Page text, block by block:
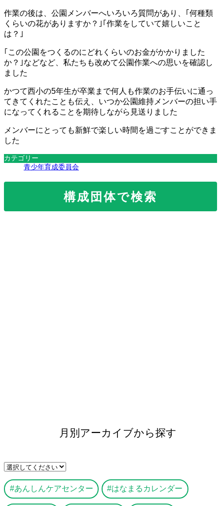
作業の後は、公園メンバーへいろいろ質問があり、｢何種類
くらいの花がありますか？｣｢作業をしていて嬉しいこと
は？｣
｢この公園をつくるのにどれくらいのお金がかかりました
か？｣などなど、私たちも改めて公園作業への思いを確認し
ました
かつて西小の5年生が卒業まで何人も作業のお手伝いに通っ
てきてくれたことも伝え、いつか公園維持メンバーの担い手
になってくれることを期待しながら見送りました
メンバーにとっても新鮮で楽しい時間を過ごすことができま
した
カテゴリー
青少年育成委員会
構成団体で検索
月別アーカイブから探す
あんしんケアセンター はなまるカレンダー